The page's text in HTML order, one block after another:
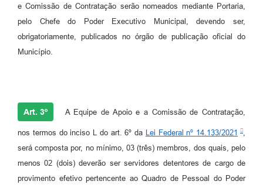
e Comissão de Contratação serão nomeados mediante Portaria,
pelo Chefe do Poder Executivo Municipal, devendo ser,
obrigatoriamente, publicados no órgão de publicação oficial do
Município.
Art. 3º A Equipe de Apoio e a Comissão de Contratação,
nos termos do inciso L do art. 6º da Lei Federal nº 14.133/2021
será composta por, no mínimo, 03 (três) membros, dos quais, pelo
menos 02 (dois) deverão ser servidores detentores de cargo de
provimento efetivo pertencente ao Quadro de Pessoal do Poder